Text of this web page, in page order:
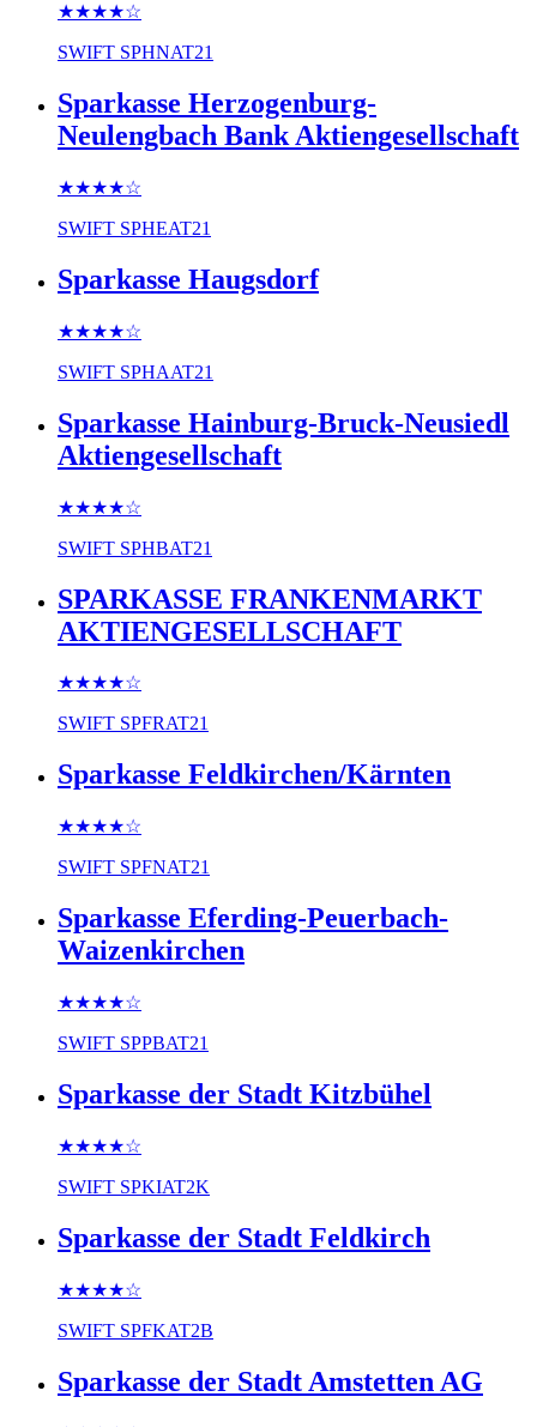
★★★★☆
SWIFT SPHNAT21
Sparkasse Herzogenburg-
Neulengbach Bank Aktiengesellschaft
★★★★☆
SWIFT SPHEAT21
Sparkasse Haugsdorf
★★★★☆
SWIFT SPHAAT21
Sparkasse Hainburg-Bruck-Neusiedl
Aktiengesellschaft
★★★★☆
SWIFT SPHBAT21
SPARKASSE FRANKENMARKT
AKTIENGESELLSCHAFT
★★★★☆
SWIFT SPFRAT21
Sparkasse Feldkirchen/Kärnten
★★★★☆
SWIFT SPFNAT21
Sparkasse Eferding-Peuerbach-
Waizenkirchen
★★★★☆
SWIFT SPPBAT21
Sparkasse der Stadt Kitzbühel
★★★★☆
SWIFT SPKIAT2K
Sparkasse der Stadt Feldkirch
★★★★☆
SWIFT SPFKAT2B
Sparkasse der Stadt Amstetten AG